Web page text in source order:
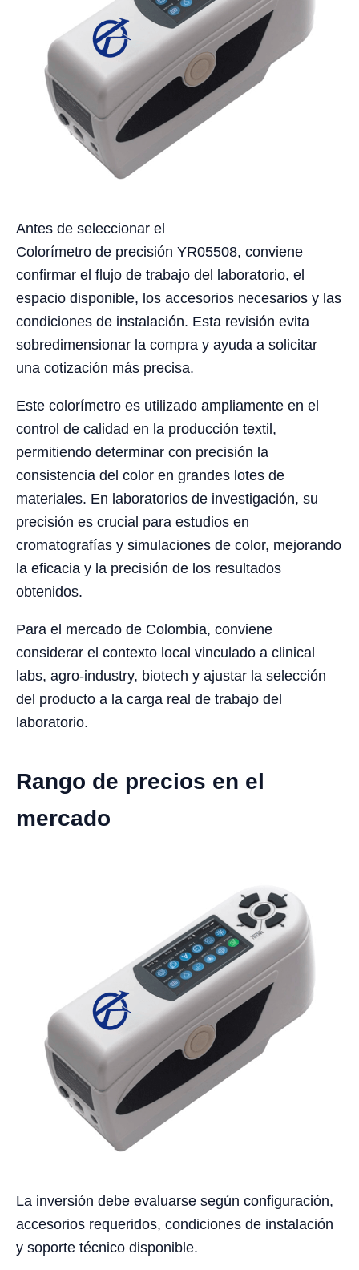
Antes de seleccionar el
Colorímetro de precisión YR05508, conviene
confirmar el flujo de trabajo del laboratorio, el
espacio disponible, los accesorios necesarios y las
condiciones de instalación. Esta revisión evita
sobredimensionar la compra y ayuda a solicitar
una cotización más precisa.
Este colorímetro es utilizado ampliamente en el
control de calidad en la producción textil,
permitiendo determinar con precisión la
consistencia del color en grandes lotes de
materiales. En laboratorios de investigación, su
precisión es crucial para estudios en
cromatografías y simulaciones de color, mejorando
la eficacia y la precisión de los resultados
obtenidos.
Para el mercado de Colombia, conviene
considerar el contexto local vinculado a clinical
labs, agro-industry, biotech y ajustar la selección
del producto a la carga real de trabajo del
laboratorio.
Rango de precios en el
mercado
La inversión debe evaluarse según configuración,
accesorios requeridos, condiciones de instalación
y soporte técnico disponible.